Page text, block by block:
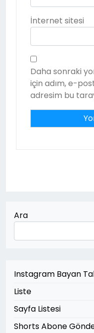
İnternet sitesi
Daha sonraki
için adım, e-
adresim bu
Ara
Instagram Bayan
Liste
Sayfa Listesi
Shorts Abone